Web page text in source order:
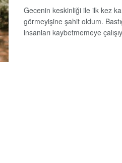
Gecenin keskinliği ile ilk kez
görmeyişine şahit oldum.
insanları kaybetmemeye